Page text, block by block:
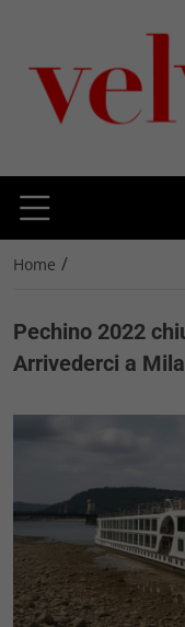
Home /
Pechino 2022
Arrivederci a